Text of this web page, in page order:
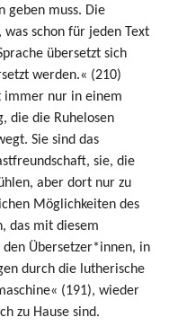
geben muss. Die
schon für jeden Text
übersetzt sich
werden.« (210)
immer nur in einem
die die Ruhelosen
Sie sind das
sie, die
aber dort nur zu
Möglichkeiten des
das mit diesem
Übersetzer*innen, in
durch die lutherische
(191), wieder
zu Hause sind.